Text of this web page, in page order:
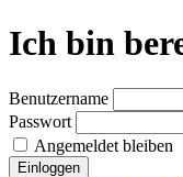
Ich bin
Benutzername
Passwort
Angemeldet bleiben
Einloggen